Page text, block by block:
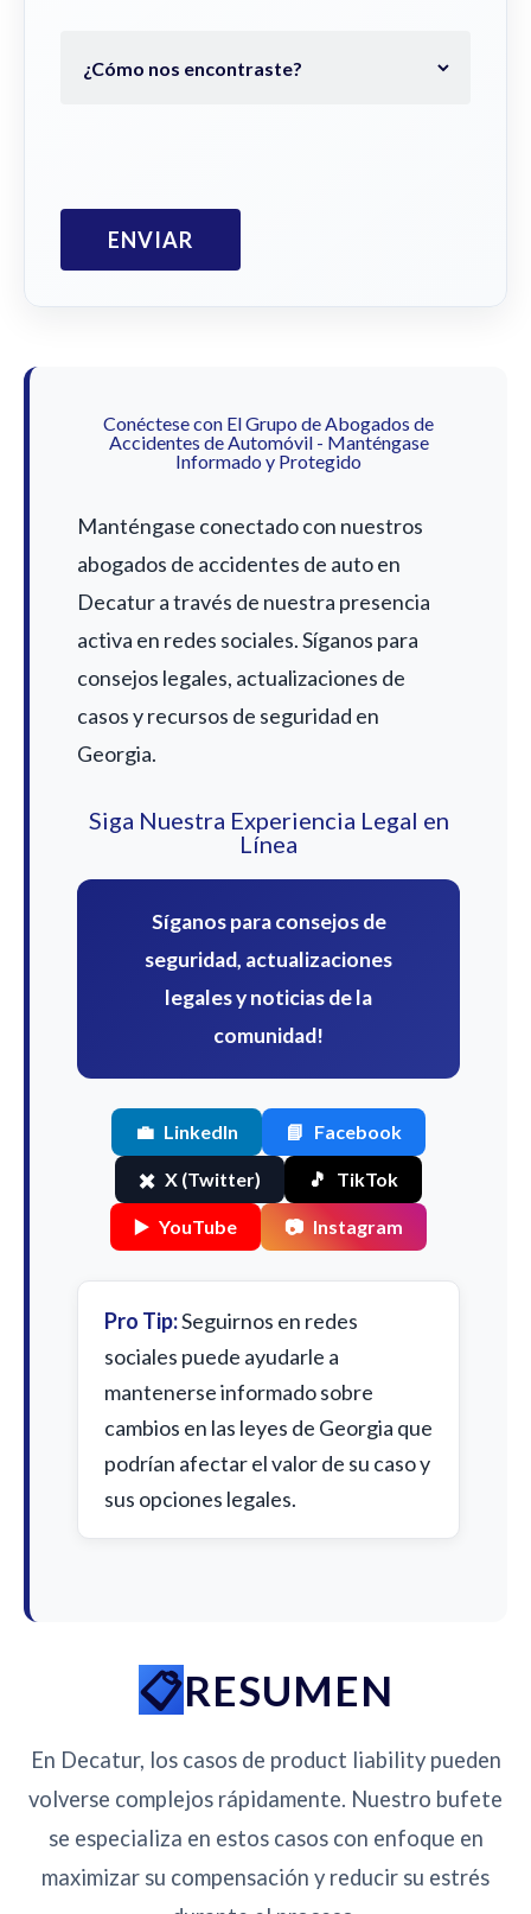
Conéctese con El Grupo de Abogados de
Accidentes de Automóvil - Manténgase
Informado y Protegido
Manténgase conectado con nuestros
abogados de accidentes de auto en
Decatur a través de nuestra presencia
activa en redes sociales. Síganos para
consejos legales, actualizaciones de
casos y recursos de seguridad en
Georgia.
Siga Nuestra Experiencia Legal en
Línea
Síganos para consejos de
seguridad, actualizaciones
legales y noticias de la
comunidad!
💼 LinkedIn 📘 Facebook
✖️ X (Twitter) 🎵 TikTok
▶️ YouTube 📷 Instagram
Pro Tip:Seguirnos en redes
sociales puede ayudarle a
mantenerse informado sobre
cambios en las leyes de Georgia que
podrían afectar el valor de su caso y
sus opciones legales.
RESUMEN
En Decatur, los casos de product liability pueden
volverse complejos rápidamente. Nuestro bufete
se especializa en estos casos con enfoque en
maximizar su compensación y reducir su estrés